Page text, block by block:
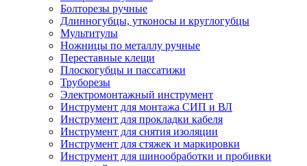
Болторезы ручные
Длинногубцы, утконосы и круглогубцы
Мультитулы
Ножницы по металлу ручные
Переставные клещи
Плоскогубцы и пассатижи
Труборезы
Электромонтажный инструмент
Инструмент для монтажа СИП и ВЛ
Инструмент для прокладки кабеля
Инструмент для снятия изоляции
Инструмент для стяжек и маркировки
Инструмент для шинообработки и пробивки